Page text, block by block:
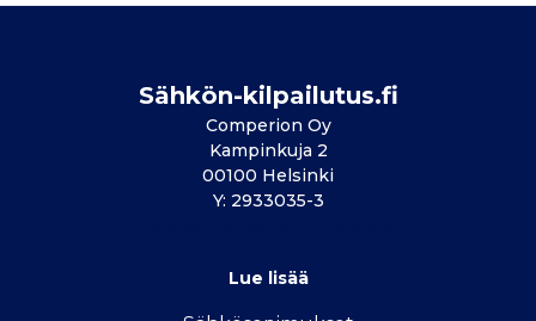
Sähkön-kilpailutus.fi
Comperion Oy
Kampinkuja 2
00100 Helsinki
Y: 2933035-3
Lue lisää